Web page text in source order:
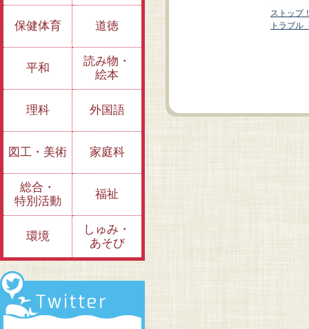
３巻）
③「お金を払え！」
と言われたら
ストップ
トラブル
保健体育 道徳
平和
読み物・
絵本
理科 外国語
図工・美術 家庭科
総合・
特別活動
福祉
環境
しゅみ・
あそび